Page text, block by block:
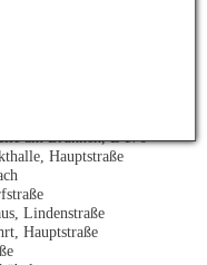
am Brunnen, L 176
Hauptstraße
Lindenstraße
Hauptstraße